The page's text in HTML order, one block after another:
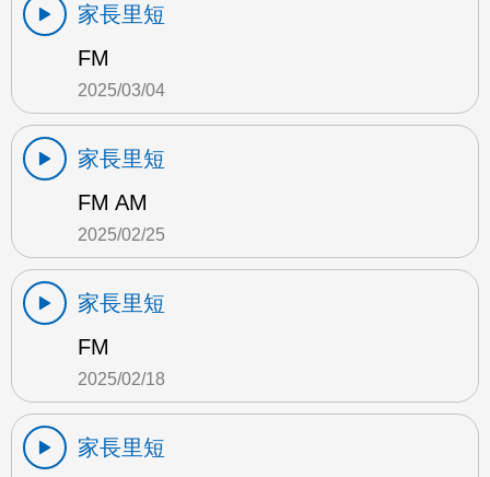
家長里短
FM
2025/03/04
家長里短
FM AM
2025/02/25
家長里短
FM
2025/02/18
家長里短